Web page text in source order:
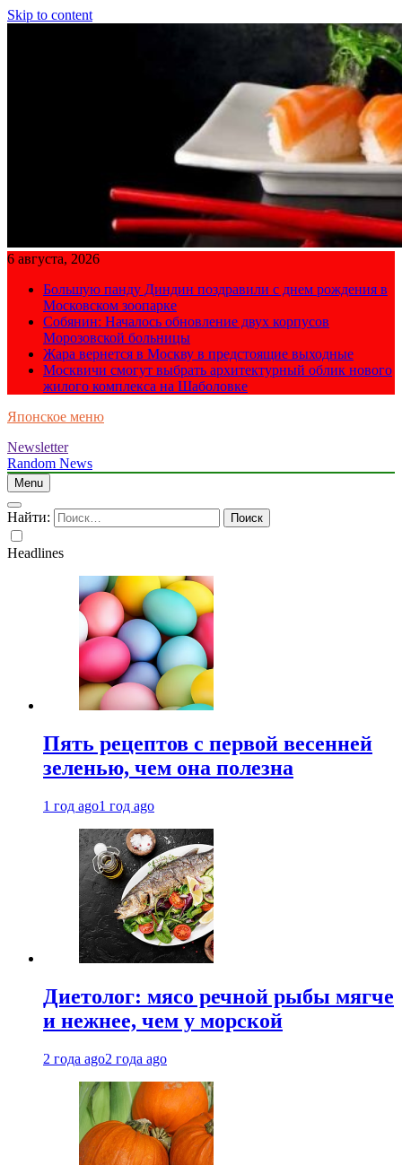
Skip to content
6 августа, 2026
Большую панду Диндин поздравили с днем рождения в
Московском зоопарке
Собянин: Началось обновление двух корпусов
Морозовской больницы
Жара вернется в Москву в предстоящие выходные
Москвичи смогут выбрать архитектурный облик нового
жилого комплекса на Шаболовке
Японское меню
Newsletter
Random News
Menu
Найти:
Headlines
Пять рецептов с первой весенней
зеленью, чем она полезна
1 год ago1 год ago
Диетолог: мясо речной рыбы мягче
и нежнее, чем у морской
2 года ago2 года ago